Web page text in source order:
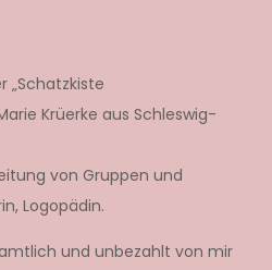
„Schatzkiste
Krüerke aus Schleswig-
von Gruppen und
Logopädin.
und unbezahlt von mir